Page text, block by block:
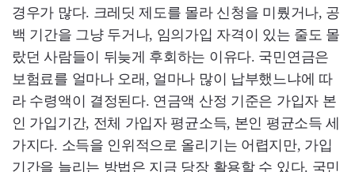
경우가 많다. 크레딧 제도를 몰라 신청을 미뤘거나, 공
백 기간을 그냥 두거나, 임의가입 자격이 있는 줄도 몰
랐던 사람들이 뒤늦게 후회하는 이유다. 국민연금은
보험료를 얼마나 오래, 얼마나 많이 납부했느냐에 따
라 수령액이 결정된다. 연금액 산정 기준은 가입자 본
인 가입기간, 전체 가입자 평균소득, 본인 평균소득 세
가지다. 소득을 인위적으로 올리기는 어렵지만, 가입
기간을 늘리는 방법은 지금 당장 활용할 수 있다. 국민